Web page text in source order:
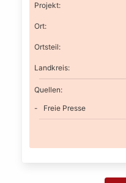
Projekt:
Ort:
Ortsteil:
Landkreis:
Quellen:
Freie Presse